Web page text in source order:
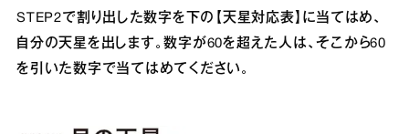
STEP2で割り出した数字を下の【天星対応表】に当てはめ、
自分の天星を出します。数字が60を超えた人は、そこから60
を引いた数字で当てはめてください。